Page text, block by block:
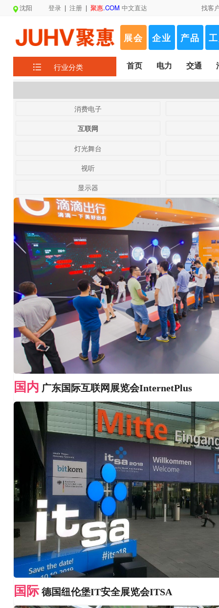
沈阳 登录 | 注册 | 聚惠.COM 中文直达 找客
展会 企业 产品
行业分类 首页 电力 交通
消费电子
互联网
灯光舞台
视听
显示器
国内 广东国际互联网展览会InternetPlus
国际 德国纽伦堡IT安全展览会ITSA